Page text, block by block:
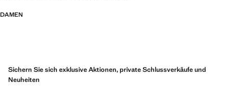
DAMEN
Sichern Sie sich exklusive Aktionen, private Schlussverkäufe und
Neuheiten